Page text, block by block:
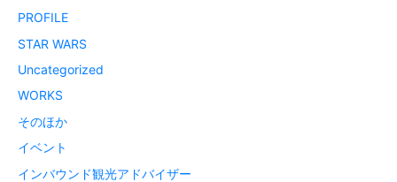
PROFILE
STAR WARS
Uncategorized
WORKS
そのほか
イベント
インバウンド観光アドバイザー